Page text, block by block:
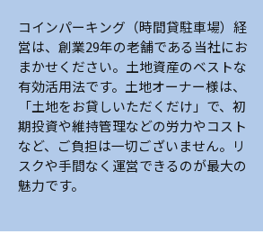
コインパーキング（時間貸駐車場）経
営は、創業29年の老舗である当社にお
まかせください。土地資産のベストな
有効活用法です。土地オーナー様は、
「土地をお貸しいただくだけ」で、初
期投資や維持管理などの労力やコスト
など、ご負担は一切ございません。リ
スクや手間なく運営できるのが最大の
魅力です。